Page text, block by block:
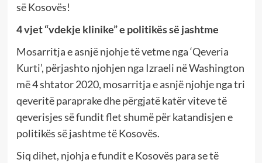
së Kosovës!
4 vjet “vdekje klinike” e politikës së jashtme
Mosarritja e asnjë njohje të vetme nga ‘Qeveria
Kurti’, përjashto njohjen nga Izraeli në Washington
më 4 shtator 2020, mosarritja e asnjë njohje nga tri
qeveritë paraprake dhe përgjatë katër viteve të
qeverisjes së fundit flet shumë për katandisjen e
politikës së jashtme të Kosovës.
Siq dihet, njohja e fundit e Kosovës para se të